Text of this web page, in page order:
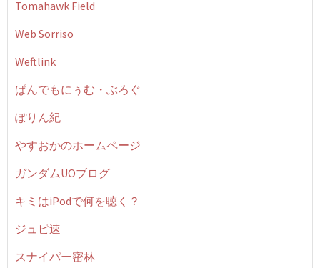
Tomahawk Field
Web Sorriso
Weftlink
ぱんでもにぅむ・ぶろぐ
ぽりん紀
やすおかのホームページ
ガンダムUOブログ
キミはiPodで何を聴く？
ジュピ速
スナイパー密林